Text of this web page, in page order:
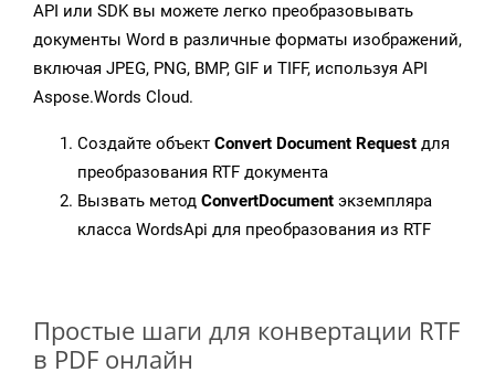
API или SDK вы можете легко преобразовывать
документы Word в различные форматы изображений,
включая JPEG, PNG, BMP, GIF и TIFF, используя API
Aspose.Words Cloud.
Создайте объект Convert Document Request для
преобразования RTF документа
Вызвать метод ConvertDocument экземпляра
класса WordsApi для преобразования из RTF
Простые шаги для конвертации RTF
в PDF онлайн